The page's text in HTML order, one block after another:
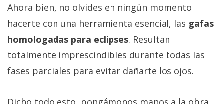
Ahora bien, no olvides en ningún momento
hacerte con una herramienta esencial, las gafas
homologadas para eclipses. Resultan
totalmente imprescindibles durante todas las
fases parciales para evitar dañarte los ojos.
Dicho todo esto, pongámonos manos a la obra